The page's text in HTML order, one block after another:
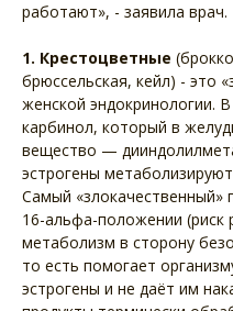
работают», - заявила врач.
1. Крестоцветные
брюссельская, кейл) - это
женской эндокринологии.
карбинол, который в
вещество —
эстрогены
Самый «злокачественный»
16-альфа-положении (риск
метаболизм в сторону
то есть помогает
эстрогены и не даёт им